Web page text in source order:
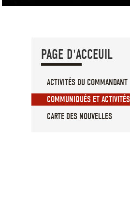
PAGE D'ACCEUIL
ACTIVITÉS DU COMMANDANT
COMMUNIQUÉS ET ACTIVITÉS
CARTE DES NOUVELLES